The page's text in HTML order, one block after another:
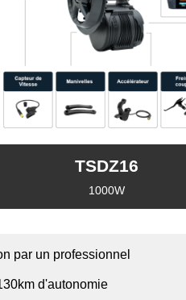
TSDZ16
1000W
par un professionnel
d'autonomie